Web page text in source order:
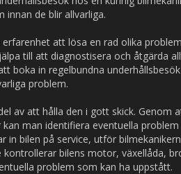
innan de blir allvarliga.
att lösa en rad olika
till att diagnostisera och åtgärda
boka in regelbundna
problem.
av att hålla den i gott skick. Genom
man identifiera eventuella
in bilen på service, utför
bilens motor, växellåda,
problem som kan ha uppstått.